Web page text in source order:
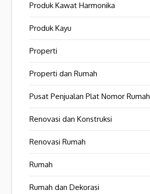
Produk Kawat Harmonika
Produk Kayu
Properti
Properti dan Rumah
Pusat Penjualan Plat Nomor Rumah
Renovasi dan Konstruksi
Renovasi Rumah
Rumah
Rumah dan Dekorasi